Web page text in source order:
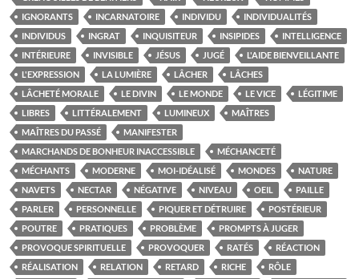
IGNORANTS
INCARNATOIRE INDIVIDU
INDIVIDUALITÉS
INDIVIDUS
INGRAT INQUISITEUR INSIPIDES
INTELLIGENCE
INTÉRIEURE
INVISIBLE JÉSUS JUGÉ
L'AIDE BIENVEILLANTE
L'EXPRESSION
LA LUMIÈRE LÂCHER
LÂCHES
LÂCHETÉ MORALE
LE DIVIN LE MONDE LE VICE
LÉGITIME
LIBRES
LITTÉRALEMENT LUMINEUX
MAÎTRES
MAÎTRES DU PASSÉ
MANIFESTER
MARCHANDS DE BONHEUR INACCESSIBLE
MÉCHANCETÉ
MÉCHANTS
MODERNE MOI-IDÉALISÉ MONDES
NATURE
NAVETS
NECTAR NÉGATIVE NIVEAU OEIL
PAILLE
PARLER
PERSONNELLE PIQUER ET DÉTRUIRE
POSTÉRIEUR
POUTRE
PRATIQUES PROBLÈME
PROMPTS À JUGER
PROVOQUE SPIRITUELLE
PROVOQUER RATÉS
RÉACTION
RÉALISATION
RELATION RETARD RICHE
RÔLE